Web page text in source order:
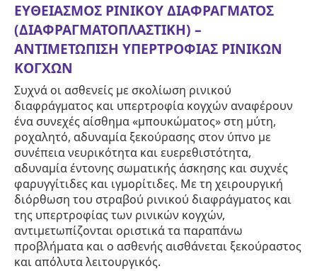
ΕΥΘΕΙΑΣΜΟΣ ΡΙΝΙΚΟΥ ΔΙΑΦΡΑΓΜΑΤΟΣ
(ΔΙΑΦΡΑΓΜΑΤΟΠΛΑΣΤΙΚΗ) –
ΑΝΤΙΜΕΤΩΠΙΣΗ ΥΠΕΡΤΡΟΦΙΑΣ ΡΙΝΙΚΩΝ
ΚΟΓΧΩΝ
Συχνά οι ασθενείς με σκολίωση ρινικού
διαφράγματος και υπερτροφία κογχών αναφέρουν
ένα συνεχές αίσθημα «μπουκώματος» στη μύτη,
ροχαλητό, αδυναμία ξεκούρασης στον ύπνο με
συνέπεια νευρικότητα και ευερεθιστότητα,
αδυναμία έντονης σωματικής άσκησης και συχνές
φαρυγγίτιδες και ιγμορίτιδες. Με τη χειρουργική
διόρθωση του στραβού ρινικού διαφράγματος και
της υπερτροφίας των ρινικών κογχών,
αντιμετωπίζονται οριστικά τα παραπάνω
προβλήματα και ο ασθενής αισθάνεται ξεκούραστος
και απόλυτα λειτουργικός.